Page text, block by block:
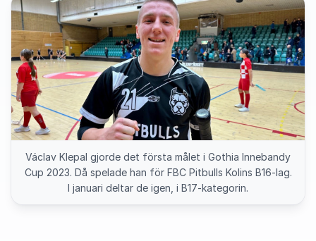
Václav Klepal gjorde det första målet i Gothia Innebandy
Cup 2023. Då spelade han för FBC Pitbulls Kolins B16-lag.
I januari deltar de igen, i B17-kategorin.